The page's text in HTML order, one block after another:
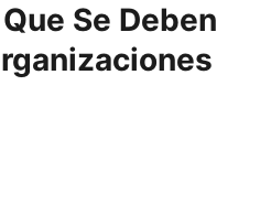
Se Deben